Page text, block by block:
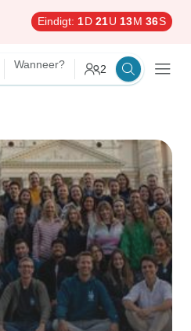
Eindigt: 1D 21U 13M 36S
Wanneer? 2